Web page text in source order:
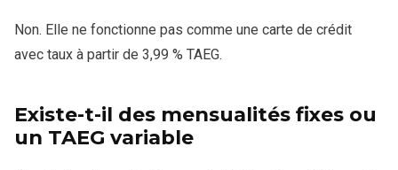
Non. Elle ne fonctionne pas comme une carte de crédit
avec taux à partir de 3,99 % TAEG.
Existe-t-il des mensualités fixes ou
un TAEG variable